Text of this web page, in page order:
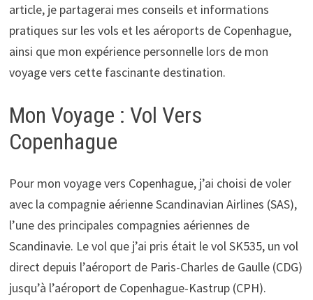
article, je partagerai mes conseils et informations
pratiques sur les vols et les aéroports de Copenhague,
ainsi que mon expérience personnelle lors de mon
voyage vers cette fascinante destination.
Mon Voyage : Vol Vers
Copenhague
Pour mon voyage vers Copenhague, j’ai choisi de voler
avec la compagnie aérienne Scandinavian Airlines (SAS),
l’une des principales compagnies aériennes de
Scandinavie. Le vol que j’ai pris était le vol SK535, un vol
direct depuis l’aéroport de Paris-Charles de Gaulle (CDG)
jusqu’à l’aéroport de Copenhague-Kastrup (CPH).